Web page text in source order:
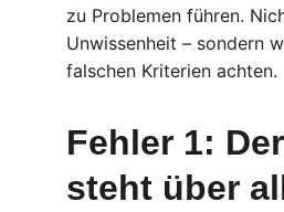
zu Problemen führen.
Unwissenheit – sondern
falschen Kriterien achten.
Fehler 1:
steht über